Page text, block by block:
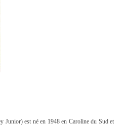
Junior) est né en 1948 en Caroline du Sud et